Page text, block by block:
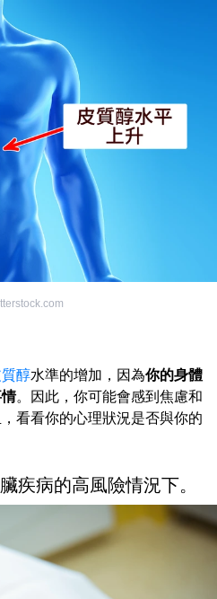
醇水準的增加，因為你的身體
。因此，你可能會感到焦慮和
看看你的心理狀況是否與你的
疾病的高風險情況下。